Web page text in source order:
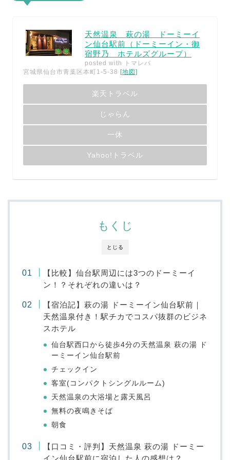
天然温泉 萩の湯 ドーミーイ
ン仙台駅前（ドーミーイン・御
宿野乃 ホテルズグループ）
posted with
トマレバ
宮城県仙台市青葉区本町1-5-38 [地図]
楽天トラベル
じゃらん
一休
Yahoo!トラベル
とじる
もくじ
【比較】仙台駅周辺には3つのドーミーイ
ン！？それぞれの違いは？
【宿泊記】萩の湯 ドーミーイン仙台駅前｜
天然温泉付き！駅チカでコスパ抜群のビジネ
スホテル
仙台駅西口から徒歩4分の天然温泉 萩の湯 ド
ーミーイン仙台駅前
チェックイン
客室(コンパクトシングルルーム)
天然温泉の大浴場と露天風呂
無料の夜鳴きそば
朝食
【口コミ・評判】天然温泉 萩の湯 ドーミー